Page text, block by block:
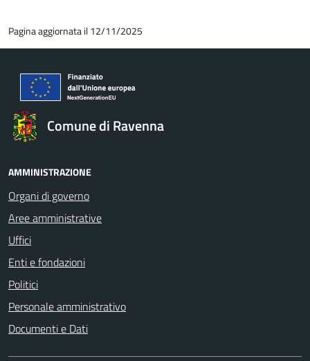
Pagina aggiornata il 12/11/2025
Comune di Ravenna
AMMINISTRAZIONE
Organi di governo
Aree amministrative
Uffici
Enti e fondazioni
Politici
Personale amministrativo
Documenti e Dati